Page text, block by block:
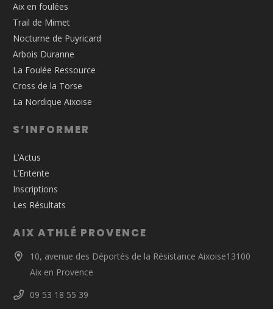
Aix en foulées
Trail de Mimet
Nocturne de Puyricard
Arbois Duranne
La Foulée Ressource
Cross de la Torse
La Nordique Aixoise
S’INFORMER
L’Actus
L’Entente
Inscriptions
Les Résultats
AIX ATHLÉ PROVENCE
10, avenue des Déportés de la Résistance Aixoise13100
Aix en Provence
09 53 18 55 39